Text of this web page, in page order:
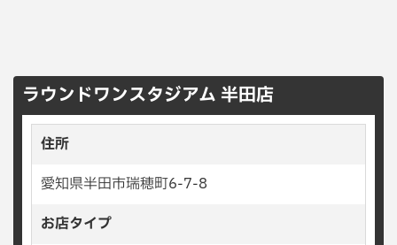
ラウンドワンスタジアム 半田店
住所
愛知県半田市瑞穂町6-7-8
お店タイプ